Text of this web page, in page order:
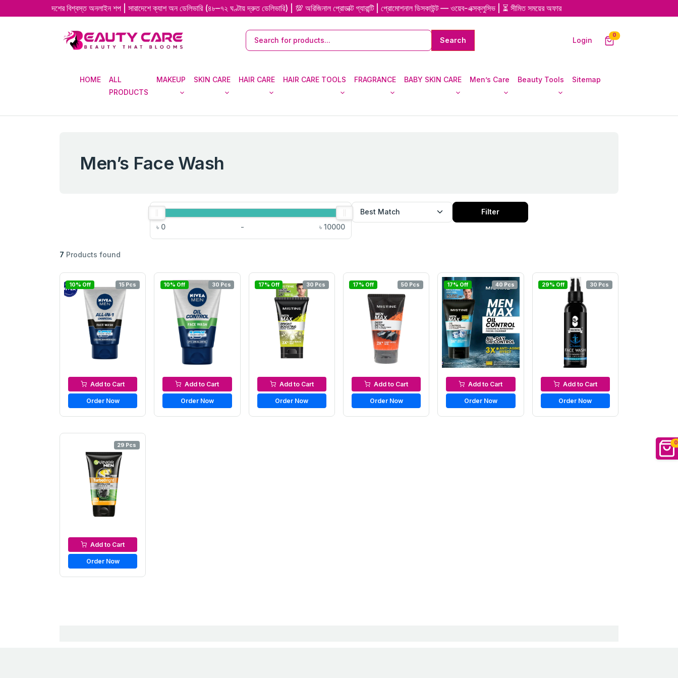
0
বিশ্বস্ত অনলাইন শপ | সারাদেশে ক্যাশ অন ডেলিভারি (৪৮–৭২ ঘণ্টায় দ্রুত ডেলিভারি) | 💯 অরিজিনাল প্রোডাক্ট গ্যারান্টি | প্রোমোশনাল ডিসকাউন্ট — ওয়েব-এক্সক্লুসিভ | ⏳ সীমিত সময়ের অফার
Login
0
HOME
ALL
PRODUCTS
MAKEUP SKIN CARE HAIR CARE HAIR CARE TOOLS FRAGRANCE BABY SKIN CARE Men’s Care Beauty Tools Sitemap
Men’s Face Wash
৳ 0 - ৳ 10000
Filter
7 Products found
10% Off 15 Pcs
Men’s Face Wash
Add to Cart
Order Now
10% Off 30 Pcs
Men’s Face Wash
Add to Cart
Order Now
17% Off 30 Pcs
Men’s Face Wash
Add to Cart
Order Now
17% Off 50 Pcs
Men’s Face Wash
Add to Cart
Order Now
17% Off 40 Pcs
Men’s Face Wash
Add to Cart
Order Now
29% Off 30 Pcs
Men’s Face Wash
Add to Cart
Order Now
29 Pcs
Men’s Face Wash
Add to Cart
Order Now